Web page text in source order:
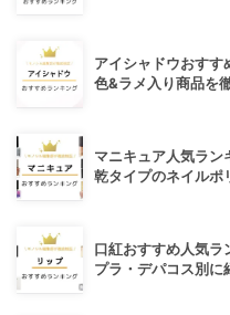
アイシャドウおす
色&ラメ入り商品を
マニキュア人気ラ
乾タイプのネイルポ
口紅おすすめ人気
プラ・デパコス別に